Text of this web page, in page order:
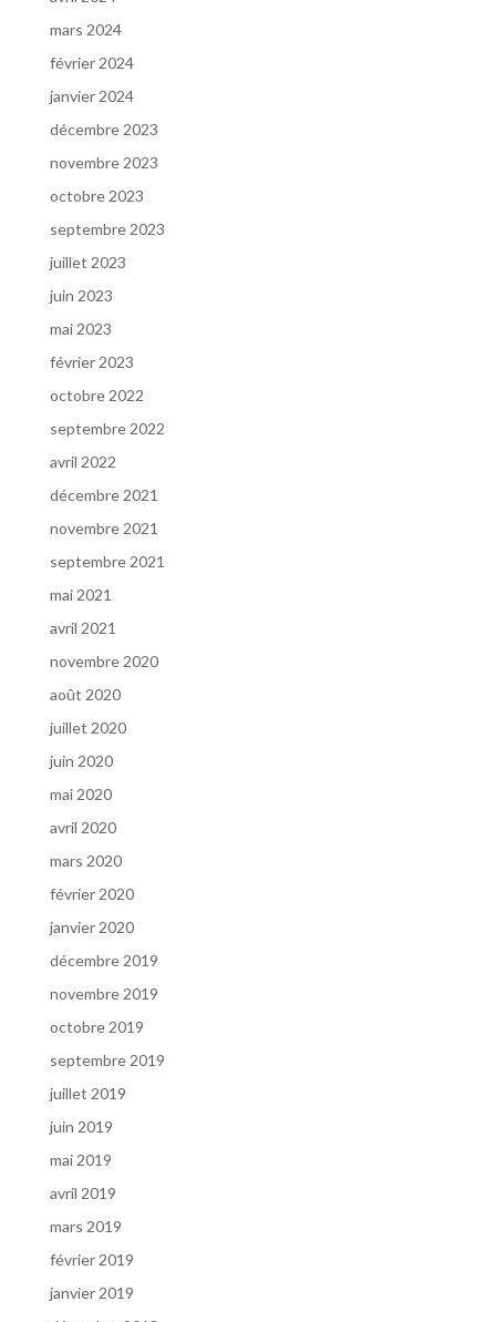
mars 2024
février 2024
janvier 2024
décembre 2023
novembre 2023
octobre 2023
septembre 2023
juillet 2023
juin 2023
mai 2023
février 2023
octobre 2022
septembre 2022
avril 2022
décembre 2021
novembre 2021
septembre 2021
mai 2021
avril 2021
novembre 2020
août 2020
juillet 2020
juin 2020
mai 2020
avril 2020
mars 2020
février 2020
janvier 2020
décembre 2019
novembre 2019
octobre 2019
septembre 2019
juillet 2019
juin 2019
mai 2019
avril 2019
mars 2019
février 2019
janvier 2019